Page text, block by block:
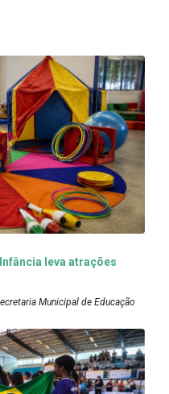
leva atrações
Municipal de Educação